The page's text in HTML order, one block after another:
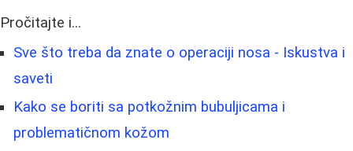
Pročitajte i...
Sve što treba da znate o operaciji nosa - Iskustva i
saveti
Kako se boriti sa potkožnim bubuljicama i
problematičnom kožom